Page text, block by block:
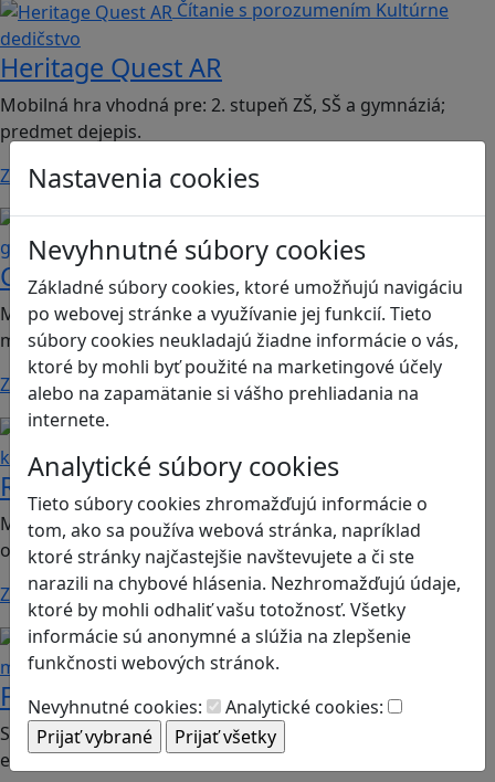
Nastavenia cookies
Nevyhnutné súbory cookies
Základné súbory cookies, ktoré umožňujú navigáciu
po webovej stránke a využívanie jej funkcií. Tieto
súbory cookies neukladajú žiadne informácie o vás,
ktoré by mohli byť použité na marketingové účely
alebo na zapamätanie si vášho prehliadania na
internete.
Analytické súbory cookies
Tieto súbory cookies zhromažďujú informácie o
tom, ako sa používa webová stránka, napríklad
ktoré stránky najčastejšie navštevujete a či ste
narazili na chybové hlásenia. Nezhromažďujú údaje,
ktoré by mohli odhaliť vašu totožnosť. Všetky
informácie sú anonymné a slúžia na zlepšenie
funkčnosti webových stránok.
Nevyhnutné cookies:
Analytické cookies:
Čítanie s porozumením Kultúrne
dedičstvo
Heritage Quest AR
Mobilná hra vhodná pre: 2. stupeň ZŠ, SŠ a gymnáziá;
predmet dejepis.
Zistiť viac
Kritické myslenieMediálna
gramotnosť
Chicken Intelligence Agency
Mobilná hra vhodná pre 2. stupeň ZŠ a SŠ; predmety:
mediálna výchova, informatika
Zistiť viac
Ľudské práva a tolerancia
kooperácia
Romoji
Mobilná hra vhodná pre 2. ročník ZŠ a SŠ; predmety:
občianska náuka, etická výchova.
Zistiť viac
Finančná gramotnosťLogické
myslenie
Finančné príšery
Spoločenská hra vhodná pre 2. stupeň ZŠ a SŠ; predmet:
ekonómia